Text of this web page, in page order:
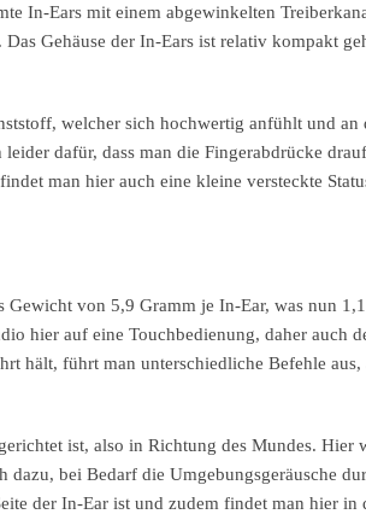
In-Ears mit einem abgewinkelten
Gehäuse der In-Ears ist relativ kompakt
welcher sich hochwertig anfühlt und an
dafür, dass man die Fingerabdrücke
man hier auch eine kleine versteckte
von 5,9 Gramm je In-Ear, was nun
hier auf eine Touchbedienung, daher auch
hält, führt man unterschiedliche Befehle
ist, also in Richtung des Mundes. Hier
bei Bedarf die Umgebungsgeräusche
der In-Ear ist und zudem findet man hier in